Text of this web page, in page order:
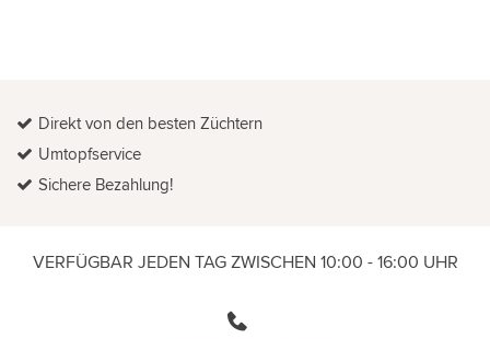
Direkt von den besten Züchtern
Umtopfservice
Sichere Bezahlung!
VERFÜGBAR JEDEN TAG ZWISCHEN 10:00 - 16:00 UHR